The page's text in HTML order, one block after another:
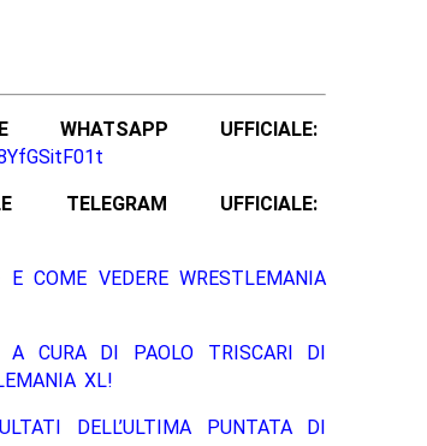
UFFICIALE:
UFFICIALE:
COME VEDERE WRESTLEMANIA
A CURA DI PAOLO TRISCARI DI
XL!
DELL’ULTIMA PUNTATA DI